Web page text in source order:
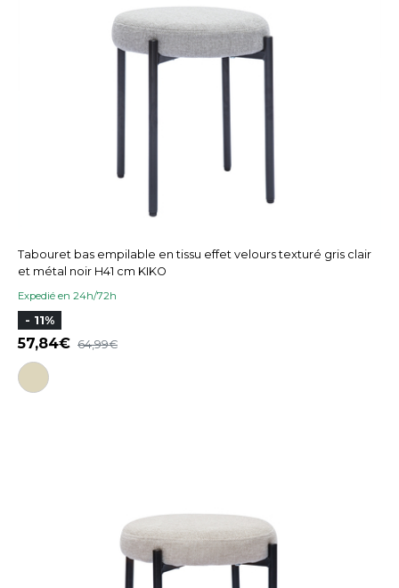
Tabouret bas empilable en tissu effet velours texturé gris clair
et métal noir H41 cm KIKO
Expedié en 24h/72h
- 11%
57,84 64,99